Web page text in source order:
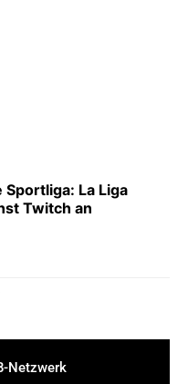
La Liga
Twitch an
Netzwerk